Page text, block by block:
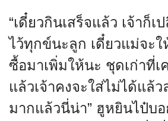
“เดี๋ยวกินเสร็จแล้ว เจ้าก็เ
ไว้ทุกข์นะลูก เดี๋ยวแม่จะใ
ซื้อมาเพิ่มให้นะ ชุดเก่าที่เ
แล้วเจ้าคงจะใส่ไม่ได้แล้
มากแล้วนี่น่า” ฮูหยินไป๋บ